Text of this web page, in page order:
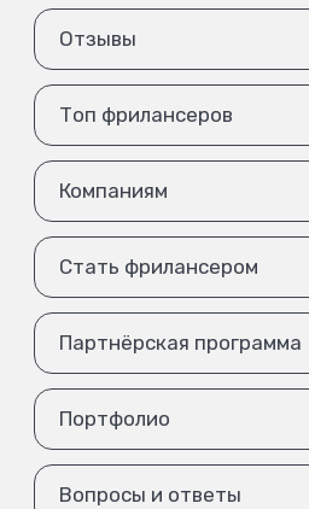
Отзывы
Топ фрилансеров
Компаниям
Стать фрилансером
Партнёрская программа
Портфолио
Вопросы и ответы